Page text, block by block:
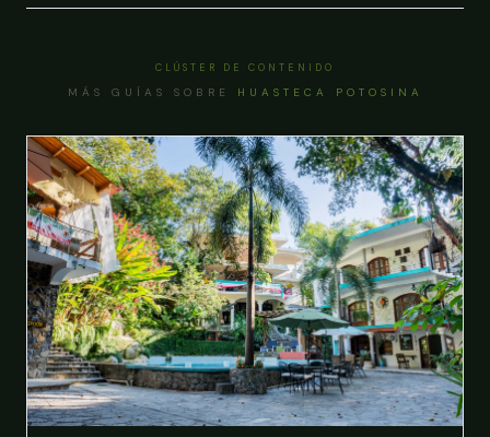
CLÚSTER DE CONTENIDO
MÁS GUÍAS SOBRE HUASTECA POTOSINA